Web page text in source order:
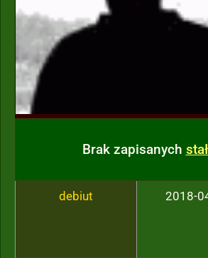
Brak zapisanych
debiut 2018-